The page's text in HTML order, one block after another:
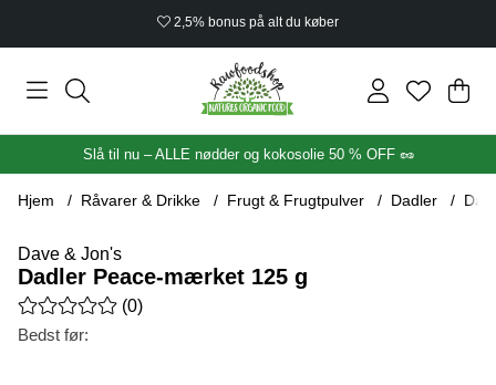
2,5% bonus på alt du køber
.
Slå til nu – ALLE nødder og kokosolie 50 % OFF 🥜
Hjem Råvarer & Drikke Frugt & Frugtpulver Dadler
Dave & Jon's
Dadler Peace-mærket 125 g
Gennemsnitlig vurdering 0 ud af 5 Antal vurderinger 0
(0)
Bedst før: